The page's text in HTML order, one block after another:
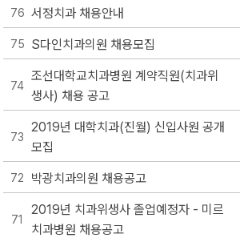
76 서정치과 채용안내
75 S다인치과의원 채용모집
74
조선대학교치과병원 계약직원(치과위
생사) 채용 공고
73
2019년 대학치과(진월) 신입사원 공개
모집
72 박광치과의원 채용공고
71
2019년 치과위생사 졸업예정자 - 미르
치과병원 채용공고